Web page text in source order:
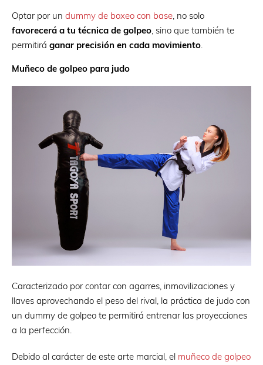
Optar por un dummy de boxeo con base, no solo
favorecerá a tu técnica de golpeo, sino que también te
permitirá ganar precisión en cada movimiento.
Muñeco de golpeo para judo
Caracterizado por contar con agarres, inmovilizaciones y
llaves aprovechando el peso del rival, la práctica de judo con
un dummy de golpeo te permitirá entrenar las proyecciones
a la perfección.
Debido al carácter de este arte marcial, el muñeco de golpeo